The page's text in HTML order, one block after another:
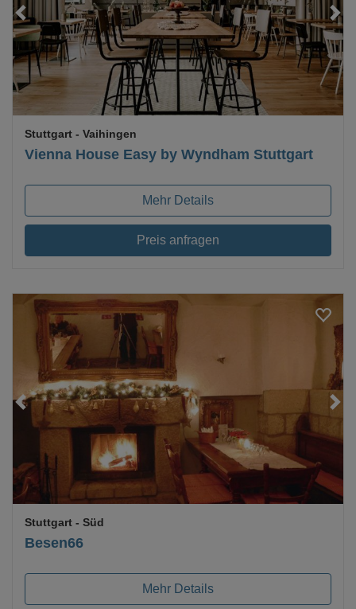
Loading...
Vienna House Easy by Wyndham Stuttgart
Stuttgart - Vaihingen
Mehr Details
Preis anfragen
Loading...
Besen66
Stuttgart - Süd
Mehr Details